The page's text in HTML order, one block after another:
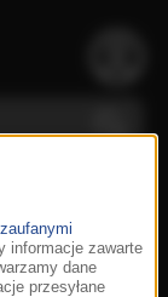
informacje zawarte
dane
przesyłane